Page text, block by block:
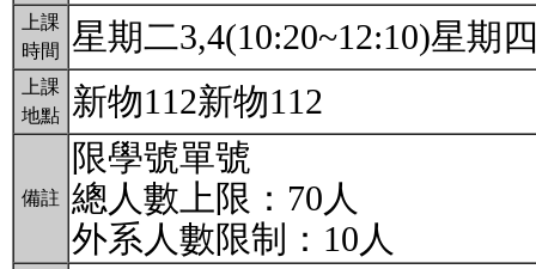
上課
時間
星期二3,4(10:20~12:10)星期
上課
地點
新物112新物112
備註
限學號單號
總人數上限：70人
外系人數限制：10人